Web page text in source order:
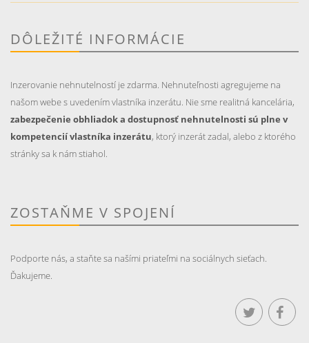
DÔLEŽITÉ INFORMÁCIE
Inzerovanie nehnutelností je zdarma. Nehnuteľnosti agregujeme na
našom webe s uvedením vlastníka inzerátu. Nie sme realitná kancelária,
zabezpečenie obhliadok a dostupnosť nehnutelnosti sú plne v
kompetencií vlastníka inzerátu, ktorý inzerát zadal, alebo z ktorého
stránky sa k nám stiahol.
ZOSTAŇME V SPOJENÍ
Podporte nás, a staňte sa našími priateľmi na sociálnych sieťach.
Ďakujeme.